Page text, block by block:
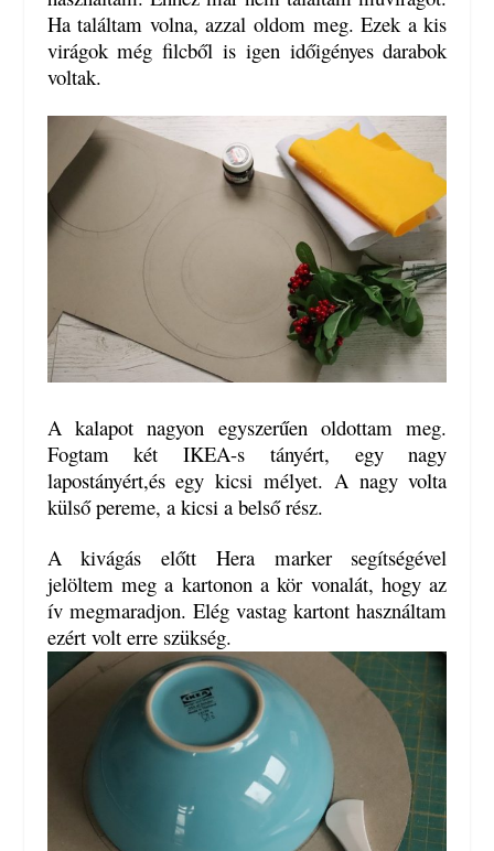
Ha találtam volna, azzal oldom meg. Ezek a kis
virágok még filcből is igen időigényes darabok
voltak.
A kalapot nagyon egyszerűen oldottam meg.
Fogtam két IKEA-s tányért, egy nagy
lapostányért,és egy kicsi mélyet. A nagy volta
külső pereme, a kicsi a belső rész.
A kivágás előtt Hera marker segítségével
jelöltem meg a kartonon a kör vonalát, hogy az
ív megmaradjon. Elég vastag kartont használtam
ezért volt erre szükség.